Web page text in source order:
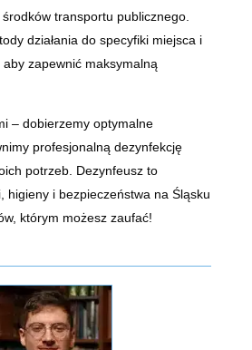
transportu publicznego.
działania do specyfiki miejsca i
zapewnić maksymalną
– dobierzemy optymalne
profesjonalną dezynfekcję
potrzeb. Dezynfeusz to
higieny i bezpieczeństwa na Śląsku
którym możesz zaufać!